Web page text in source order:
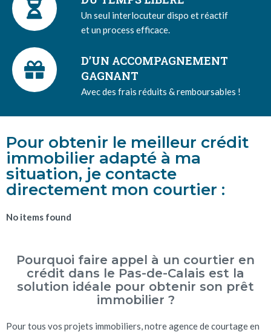
Un seul interlocuteur dispo et réactif
et un process efficace.
D’UN ACCOMPAGNEMENT
GAGNANT
Avec des frais réduits & remboursables !
Pour obtenir le meilleur crédit
immobilier adapté à ma
situation, je contacte
directement mon courtier :
No items found
Pourquoi faire appel à un courtier en
crédit dans le Pas-de-Calais est la
solution idéale pour obtenir son prêt
immobilier ?
Pour tous vos projets immobiliers, notre agence de courtage en